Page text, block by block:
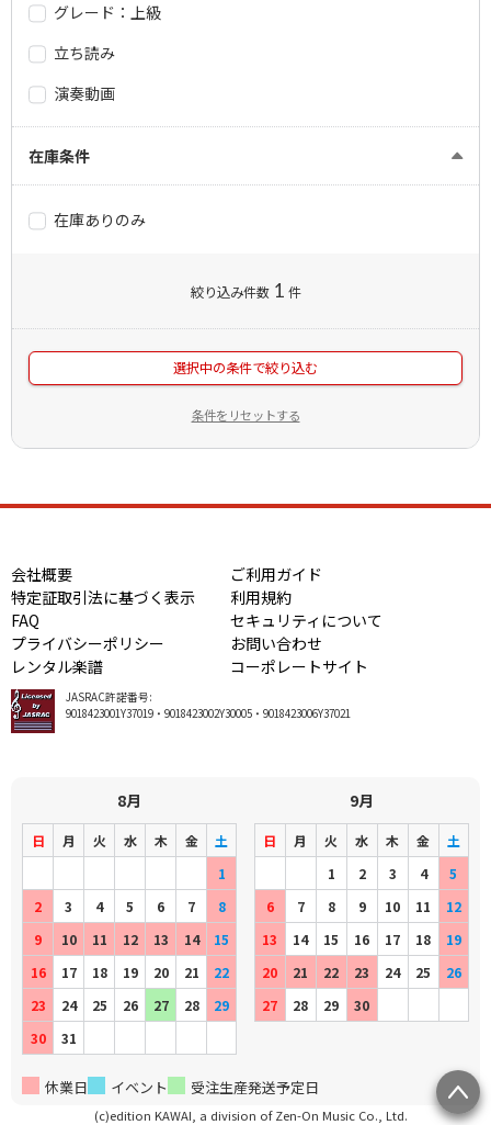
グレード：上級
立ち読み
演奏動画
在庫条件
在庫ありのみ
絞り込み件数 1 件
選択中の条件で絞り込む
条件をリセットする
会社概要
ご利用ガイド
特定証取引法に基づく表示
利用規約
FAQ
セキュリティについて
プライバシーポリシー
お問い合わせ
レンタル楽譜
コーポレートサイト
JASRAC許諾番号:
9018423001Y37019・9018423002Y30005・9018423006Y37021
8月
日 月 火 水 木 金
土
1
2
3 4 5 6 7
8
9
10 11 12 13 14
15
16
17 18 19 20 21
22
23
24 25 26 27 28
29
30
31
9月
日 月 火 水 木 金
土
1
2 3 4
5
6
7 8 9 10 11
12
13
14 15 16 17 18
19
20
21 22 23 24 25
26
27
28 29 30
休業日 イベント 受注生産発送予定日
(c)edition KAWAI, a division of Zen-On Music Co., Ltd.